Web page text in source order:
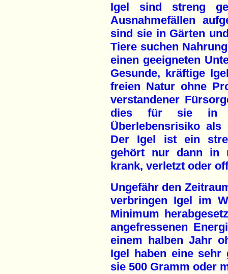
Igel sind streng
Ausnahmefällen
sind sie in Gärten
Tiere suchen
einen geeigneten
Gesunde, kräftige
freien Natur ohne
verstandener
dies für sie in
Überlebensrisiko
Der Igel ist ein
gehört nur dann in
krank, verletzt oder
Ungefähr den
verbringen Igel im
Minimum
angefressenen
einem halben Jahr
Igel haben eine sehr
sie 500 Gramm oder